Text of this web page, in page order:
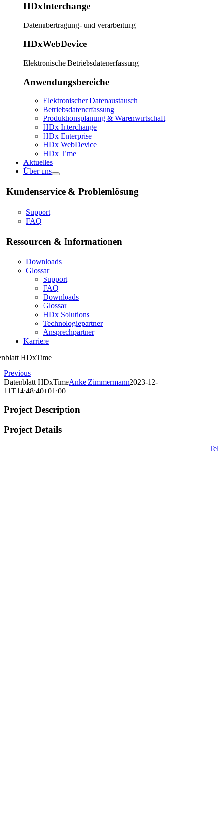
HDxInterchange
Datenübertragung- und verarbeitung
HDxWebDevice
Elektronische Betriebsdatenerfassung
Anwendungsbereiche
Elektronischer Datenaustausch
Betriebsdatenerfassung
Produktionsplanung & Warenwirtschaft
HDx Interchange
HDx Enterprise
HDx WebDevice
HDx Time
Aktuelles
Über uns
Kundenservice & Problemlösung
Support
FAQ
Ressourcen & Informationen
Downloads
Glossar
Support
FAQ
Downloads
Glossar
HDx Solutions
Technologiepartner
Ansprechpartner
Karriere
HDxTime
Previous
Datenblatt HDxTimeAnke Zimmermann2023-12-
11T14:48:40+01:00
Project Description
Project Details